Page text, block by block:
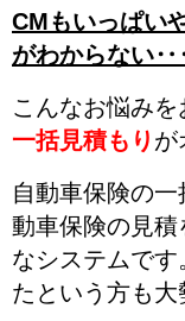
CMもいっぱい
がわからない
こんなお悩みを
一括見積もり が
自動車保険の一
動車保険の見積
なシステムです
た という方も大